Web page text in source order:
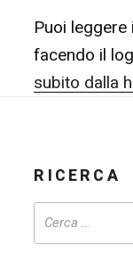
Puoi
facendo il
subito dalla
RICERCA